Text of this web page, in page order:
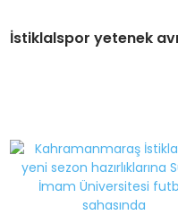
İstiklalspor yetenek